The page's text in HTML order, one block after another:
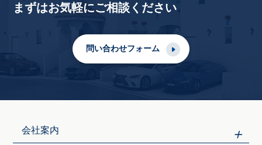
まずはお気軽にご相談ください
問い合わせフォーム
会社案内